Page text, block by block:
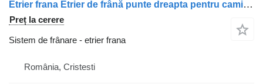
Etrier frana Etrier de frână punte dreapta pentru camion Irisbus 5001019719/5001019718
Preț la cerere
Sistem de frânare - etrier frana
România, Cristesti